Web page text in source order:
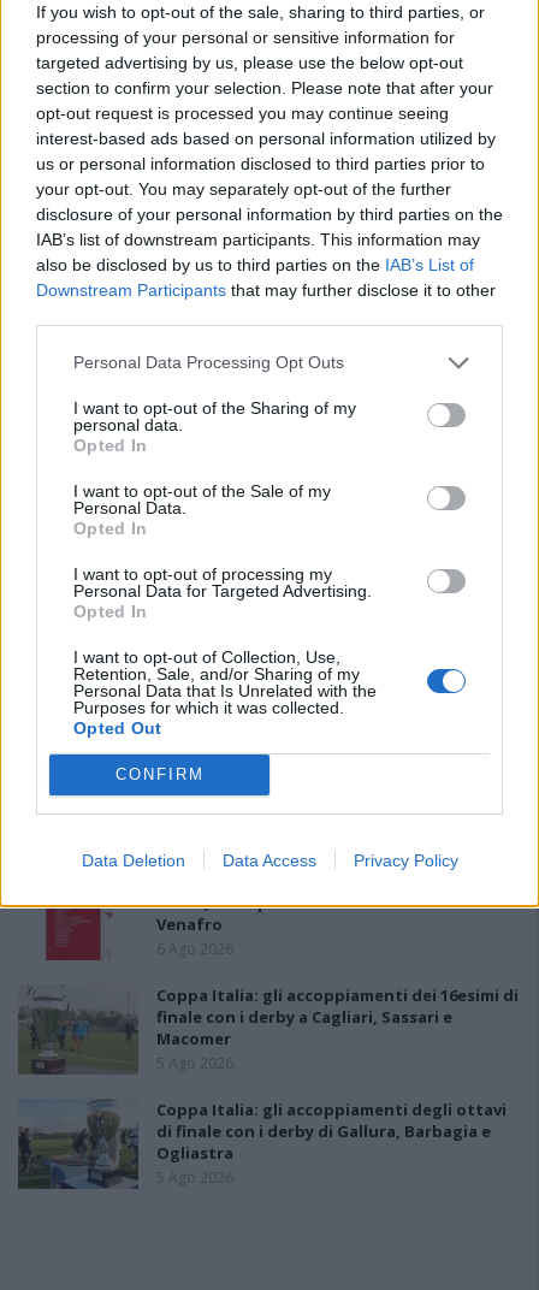
If you wish to opt-out of the sale, sharing to third parties, or
processing of your personal or sensitive information for
targeted advertising by us, please use the below opt-out
section to confirm your selection. Please note that after your
opt-out request is processed you may continue seeing
interest-based ads based on personal information utilized by
us or personal information disclosed to third parties prior to
your opt-out. You may separately opt-out of the further
disclosure of your personal information by third parties on the
IAB’s list of downstream participants. This information may
also be disclosed by us to third parties on the IAB’s List of
Downstream Participants that may further disclose it to other
Personal Data Processing Opt Outs
I want to opt-out of the Sharing of my
personal data.
Opted In
I want to opt-out of the Sale of my
Personal Data.
Opted In
I want to opt-out of processing my
Personal Data for Targeted Advertising.
Opted In
I want to opt-out of Collection, Use,
Retention, Sale, and/or Sharing of my
Personal Data that Is Unrelated with the
Purposes for which it was collected.
Opted Out
CONFIRM
Data Deletion Data Access Privacy Policy
PIÙ LETTI OGGI
Il Buddusò in mani sicure con Mario Fadda, il
Monte Alma riparte da Ivano Falchi
5 Ago 2026
Anche il Fasano out e le ammissioni salgono
a sei, l'Ilva è la prima società tra le non
ripescate
laziali, 4 campane e la novità dei molisani del
Venafro
6 Ago 2026
Coppa Italia: gli accoppiamenti dei 16esimi di
finale con i derby a Cagliari, Sassari e
Macomer
5 Ago 2026
Coppa Italia: gli accoppiamenti degli ottavi
di finale con i derby di Gallura, Barbagia e
Ogliastra
5 Ago 2026